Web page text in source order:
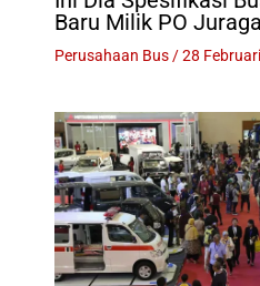
Baru Milik PO
Perusahaan Bus/28